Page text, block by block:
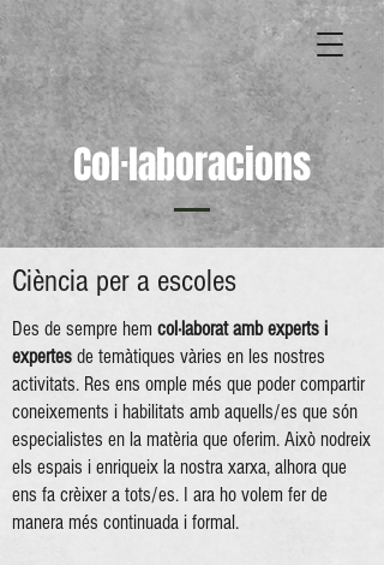
Col·laboracions
Ciència per a escoles
Des de sempre hem col·laborat amb experts i
expertes de temàtiques vàries en les nostres
activitats. Res ens omple més que poder compartir
coneixements i habilitats amb aquells/es que són
especialistes en la matèria que oferim. Això nodreix
els espais i enriqueix la nostra xarxa, alhora que
ens fa crèixer a tots/es. I ara ho volem fer de
manera més continuada i formal.